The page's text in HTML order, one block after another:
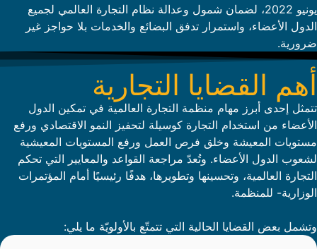
يونيو 2022، لضمان شمول وعدالة نظام التجارة العالمي لجميع
الدول الأعضاء، واستمرار تدفق البضائع والخدمات بلا حواجز غير
ضرورية.
أهم القضايا التجارية
تتمثل إحدى أبرز مهام منظمة التجارة العالمية في تمكين الدول
الأعضاء من استخدام التجارة كوسيلة لتحفيز النمو الاقتصادي ورفع
مستويات المعيشة وخلق فرص العمل ورفع المستويات المعيشية
لشعوب الدول الأعضاء. وتُعدّ مراجعة القواعد والمعايير التي تحكم
التجارة العالمية، وتحسينها وتطويرها، هدفًا رئيسيًا أمام المؤتمرات
الوزارية- للمنظمة.
وتشمل بعض القضايا الحالية التي تتمتّع بالأولويّة ما يلي: